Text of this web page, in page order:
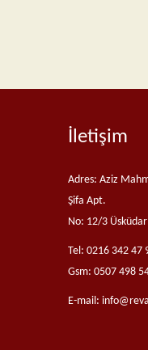
İletişim
Adres: Aziz
Şifa Apt.
No: 12/3
Tel: 0216 342 47
Gsm: 0507 498
E-mail: